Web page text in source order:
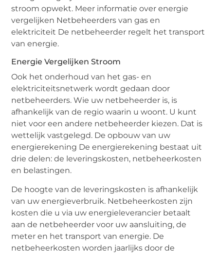
stroom opwekt. Meer informatie over energie
vergelijken Netbeheerders van gas en
elektriciteit De netbeheerder regelt het transport
van energie.
Energie Vergelijken Stroom
Ook het onderhoud van het gas- en
elektriciteitsnetwerk wordt gedaan door
netbeheerders. Wie uw netbeheerder is, is
afhankelijk van de regio waarin u woont. U kunt
niet voor een andere netbeheerder kiezen. Dat is
wettelijk vastgelegd. De opbouw van uw
energierekening De energierekening bestaat uit
drie delen: de leveringskosten, netbeheerkosten
en belastingen.
De hoogte van de leveringskosten is afhankelijk
van uw energieverbruik. Netbeheerkosten zijn
kosten die u via uw energieleverancier betaalt
aan de netbeheerder voor uw aansluiting, de
meter en het transport van energie. De
netbeheerkosten worden jaarlijks door de